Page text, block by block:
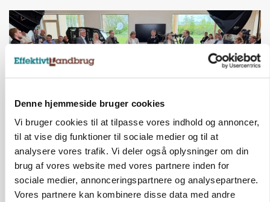
Denne hjemmeside bruger cookies
Vi bruger cookies til at tilpasse vores indhold og annoncer,
til at vise dig funktioner til sociale medier og til at
analysere vores trafik. Vi deler også oplysninger om din
brug af vores website med vores partnere inden for
sociale medier, annonceringspartnere og analysepartnere.
Vores partnere kan kombinere disse data med andre
BUSINESS
Ejer eller medejer? Nyt tv-format udfordrer
landbrugets ejerstruktur